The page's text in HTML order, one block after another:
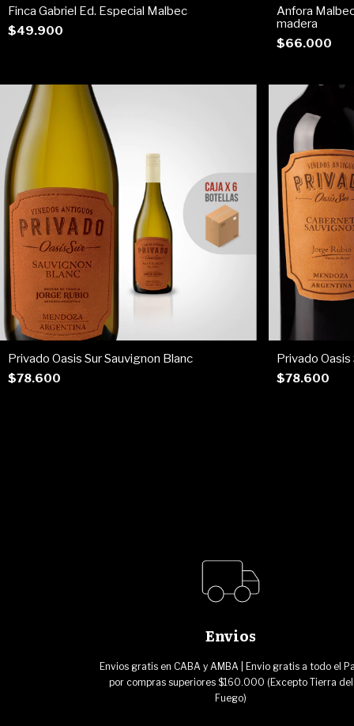
Finca Gabriel Ed. Especial Malbec
$49.900
Anfora
madera
$66.000
Privado Oasis Sur Sauvignon Blanc
$78.600
Privado
$78.600
Envios
Envios gratis en CABA y AMBA | Envio gratis a todo el
por compras superiores $160.000 (Excepto Tierra del
Fuego)